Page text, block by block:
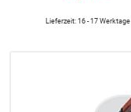
Lieferzeit: 16 - 17 Werktage